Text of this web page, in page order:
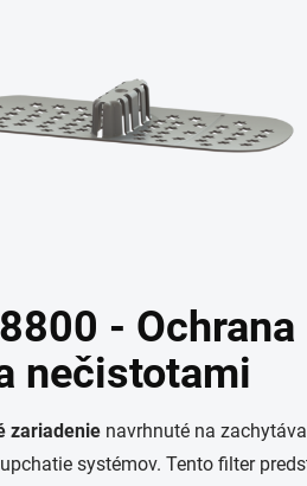
- Ochrana
nečistotami
zariadenie navrhnuté na
systémov. Tento filter